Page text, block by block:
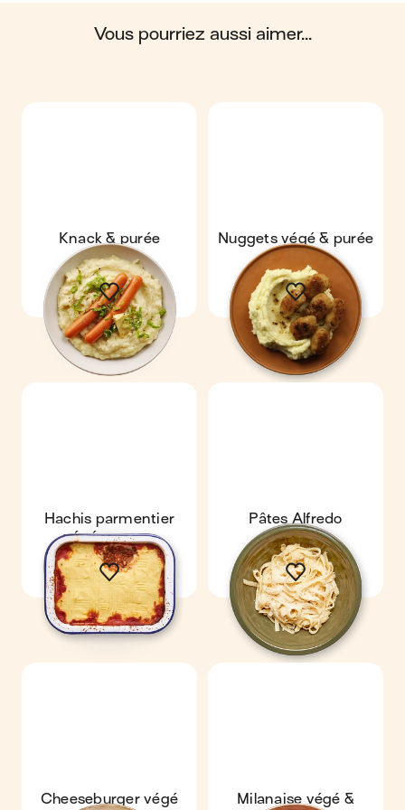
Scores calculés par
vous pourriez aussi aimer...
Knack & purée
Nuggets végé & purée
maison
Hachis parmentier
végé express
Pâtes Alfredo
Cheeseburger végé
Milanaise végé &